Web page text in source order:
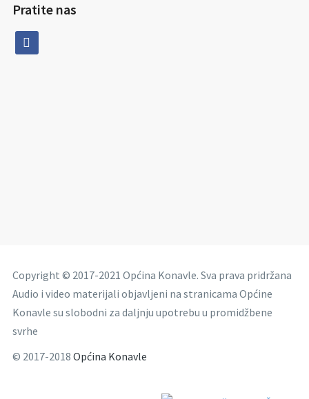
Pratite nas
facebook
Copyright © 2017-2021 Općina Konavle. Sva prava pridržana
Audio i video materijali objavljeni na stranicama Općine
Konavle su slobodni za daljnju upotrebu u promidžbene
svrhe
© 2017-2018 Općina Konavle